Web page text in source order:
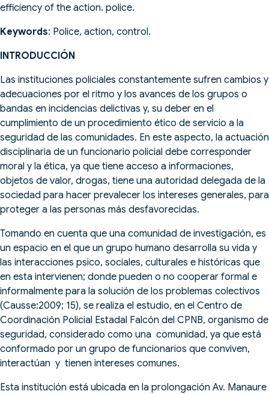
efficiency of the action. police.
Keywords: Police, action, control.
INTRODUCCIÓN
Las instituciones policiales constantemente sufren cambios y
adecuaciones por el ritmo y los avances de los grupos o
bandas en incidencias delictivas y, su deber en el
cumplimiento de un procedimiento ético de servicio a la
seguridad de las comunidades. En este aspecto, la actuación
disciplinaria de un funcionario policial debe corresponder
moral y la ética, ya que tiene acceso a informaciones,
objetos de valor, drogas, tiene una autoridad delegada de la
sociedad para hacer prevalecer los intereses generales, para
proteger a las personas más desfavorecidas.
Tomando en cuenta que una comunidad de investigación, es
un espacio en el que un grupo humano desarrolla su vida y
las interacciones psico, sociales, culturales e históricas que
en esta intervienen; donde pueden o no cooperar formal e
informalmente para la solución de los problemas colectivos
(Causse:2009; 15), se realiza el estudio, en el Centro de
Coordinación Policial Estadal Falcón del CPNB, organismo de
seguridad, considerado como una comunidad, ya que está
conformado por un grupo de funcionarios que conviven,
interactúan y tienen intereses comunes.
Esta institución está ubicada en la prolongación Av. Manaure